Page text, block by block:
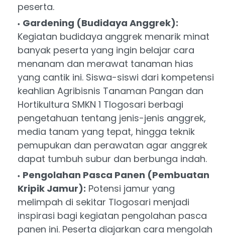
peserta.
Gardening (Budidaya Anggrek):
Kegiatan budidaya anggrek menarik minat
banyak peserta yang ingin belajar cara
menanam dan merawat tanaman hias
yang cantik ini. Siswa-siswi dari kompetensi
keahlian Agribisnis Tanaman Pangan dan
Hortikultura SMKN 1 Tlogosari berbagi
pengetahuan tentang jenis-jenis anggrek,
media tanam yang tepat, hingga teknik
pemupukan dan perawatan agar anggrek
dapat tumbuh subur dan berbunga indah.
Pengolahan Pasca Panen (Pembuatan
Kripik Jamur): Potensi jamur yang
melimpah di sekitar Tlogosari menjadi
inspirasi bagi kegiatan pengolahan pasca
panen ini. Peserta diajarkan cara mengolah